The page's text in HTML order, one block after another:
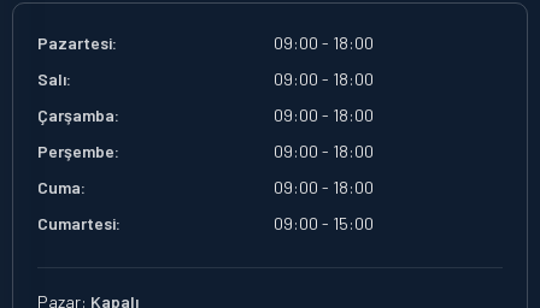
Pazartesi:
09:00 - 18:00
Salı:
09:00 - 18:00
Çarşamba:
09:00 - 18:00
Perşembe:
09:00 - 18:00
Cuma:
09:00 - 18:00
Cumartesi:
09:00 - 15:00
Pazar: Kapalı